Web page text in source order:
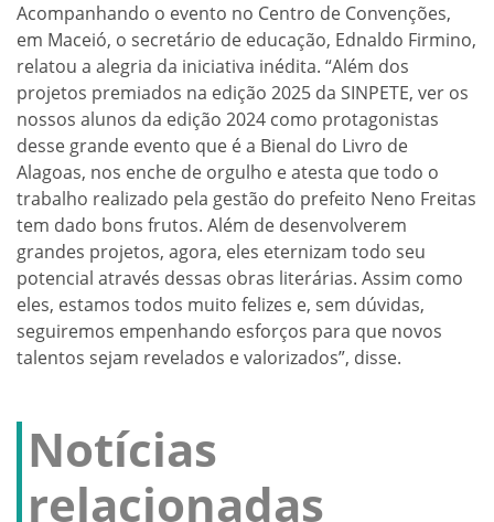
Acompanhando o evento no Centro de Convenções,
em Maceió, o secretário de educação, Ednaldo Firmino,
relatou a alegria da iniciativa inédita. “Além dos
projetos premiados na edição 2025 da SINPETE, ver os
nossos alunos da edição 2024 como protagonistas
desse grande evento que é a Bienal do Livro de
Alagoas, nos enche de orgulho e atesta que todo o
trabalho realizado pela gestão do prefeito Neno Freitas
tem dado bons frutos. Além de desenvolverem
grandes projetos, agora, eles eternizam todo seu
potencial através dessas obras literárias. Assim como
eles, estamos todos muito felizes e, sem dúvidas,
seguiremos empenhando esforços para que novos
talentos sejam revelados e valorizados”, disse.
Notícias
relacionadas